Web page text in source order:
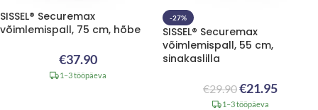
SISSEL® Securemax
võimlemispall, 75 cm, hõbe
€37.90
1–3 tööpäeva
-27%
SISSEL® Securemax
võimlemispall, 55 cm,
sinakaslilla
€29.90€21.95
1–3 tööpäeva